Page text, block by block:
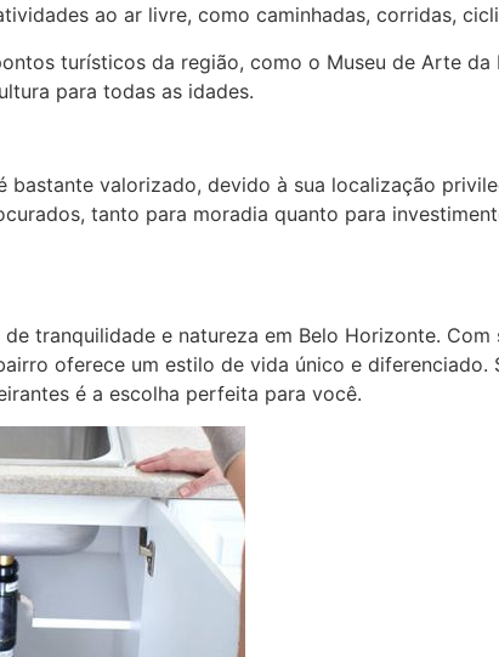
ao ar livre, como caminhadas, corridas,
turísticos da região, como o Museu de Arte da
para todas as idades.
bastante valorizado, devido à sua localização
tanto para moradia quanto para
tranquilidade e natureza em Belo Horizonte.
oferece um estilo de vida único e
é a escolha perfeita para você.